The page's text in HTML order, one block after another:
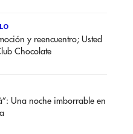
y reencuentro; Usted
Chocolate
Una noche imborrable en